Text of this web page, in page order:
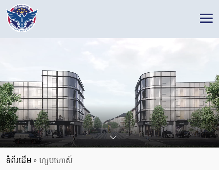
RoseMarvel Property Development
អ្នកអភិវឌ្ឍន៍អចលនទ្រព្យឈានមុខគេមួយនៅកម្ពុជា
ទំព័រដើម » ហ្សបហោស៍